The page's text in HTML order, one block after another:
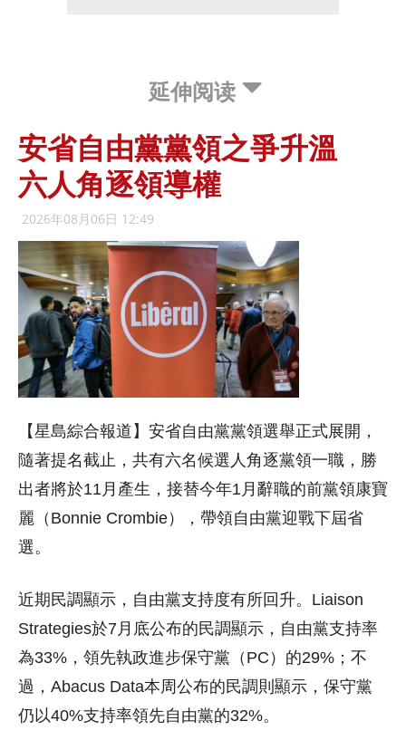
延伸阅读
安省自由黨黨領之爭升溫
六人角逐領導權
2026年08月06日 12:49
【星島綜合報道】安省自由黨黨領選舉正式展開，
隨著提名截止，共有六名候選人角逐黨領一職，勝
出者將於11月產生，接替今年1月辭職的前黨領康寶
麗（Bonnie Crombie），帶領自由黨迎戰下屆省
選。
近期民調顯示，自由黨支持度有所回升。Liaison
Strategies於7月底公布的民調顯示，自由黨支持率
為33%，領先執政進步保守黨（PC）的29%；不
過，Abacus Data本周公布的民調則顯示，保守黨
仍以40%支持率領先自由黨的32%。